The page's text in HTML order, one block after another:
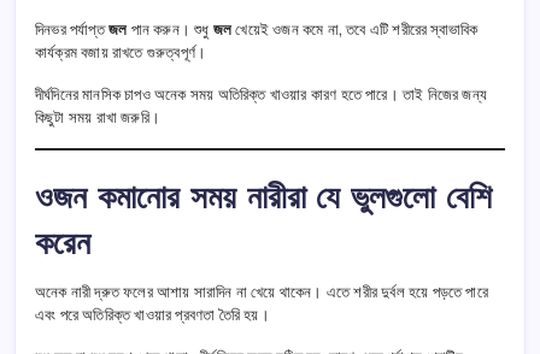
দিনভর পর্যাপ্তজলপান করুন। শুধু জলখেয়েই ওজন কমে না, তবে এটি শরীরের স্বাভাবিক
কার্যক্রম বজায় রাখতে গুরুত্বপূর্ণ।
দীর্ঘদিনের মানসিক চাপও অনেক সময় অতিরিক্ত খাওয়ার কারণ হতে পারে। তাই নিজের জন্য
কিছুটা সময় রাখা জরুরি।
ওজন কমানোর সময় নারীরা যে ভুলগুলো বেশি
করেন
অনেক নারী দ্রুত ফলের আশায় সারাদিন না খেয়ে থাকেন। এতে শরীর দুর্বল হয়ে পড়তে পারে
এবং পরে অতিরিক্ত খাওয়ার প্রবণতা তৈরি হয়।